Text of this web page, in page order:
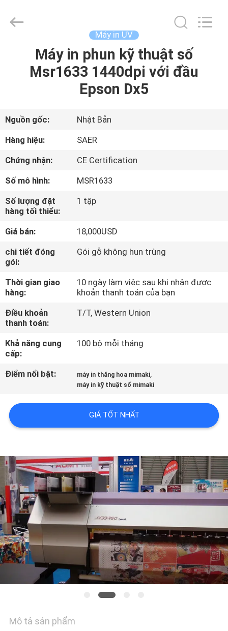
VIDEO
VỀ
CHÚNG
TÔI
THAM
QUAN
NHÀ
MÁY
KIỂM
SOÁT
CHẤT
LƯỢNG
LIÊN
HỆ
TÔI
TIN
TỨC
TẤT
CẢ
Shanghai
Color
Máy in UV
Máy in phun kỹ thuật số
Msr1633 1440dpi với đầu
Epson Dx5
Nguồn gốc:
Nhật Bản
Hàng hiệu:
SAER
Chứng nhận:
CE Certification
Số mô hình:
MSR1633
Số lượng đặt
hàng tối thiểu:
1 tập
Giá bán:
18,000USD
chi tiết đóng
gói:
Gói gỗ không hun trùng
Thời gian giao
hàng:
10 ngày làm việc sau khi nhận được
khoản thanh toán của bạn
Điều khoản
thanh toán:
T/T, Western Union
Khả năng cung
cấp:
100 bộ mỗi tháng
Điểm nổi bật: máy in thăng hoa mimaki,
máy in kỹ thuật số mimaki
GIÁ TỐT NHẤT
Mô tả sản phẩm